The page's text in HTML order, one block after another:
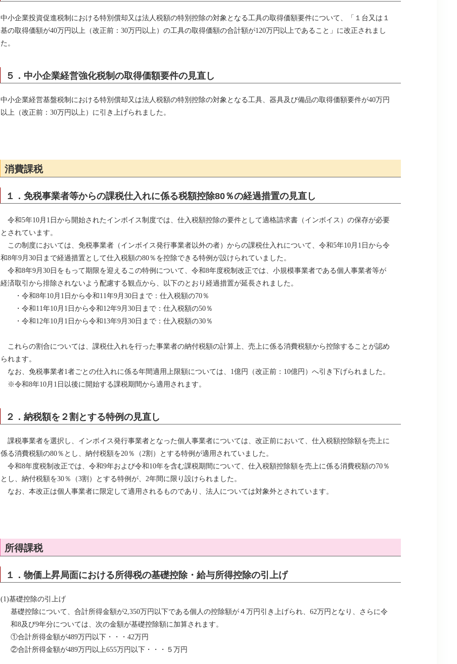
中小企業投資促進税制における特別償却又は法人税額の特別控除の対象となる工具の取得価額要件について、「１台又は１
基の取得価額が40万円以上（改正前：30万円以上）の工具の取得価額の合計額が120万円以上であること」に改正されまし
た。
５．中小企業経営強化税制の取得価額要件の見直し
中小企業経営基盤税制における特別償却又は法人税額の特別控除の対象となる工具、器具及び備品の取得価額要件が40万円
以上（改正前：30万円以上）に引き上げられました。
消費課税
１．免税事業者等からの課税仕入れに係る税額控除80％の経過措置の見直し
令和5年10月1日から開始されたインボイス制度では、仕入税額控除の要件として適格請求書（インボイス）の保存が必要
とされています。
この制度においては、免税事業者（インボイス発行事業者以外の者）からの課税仕入れについて、令和5年10月1日から令
和8年9月30日まで経過措置として仕入税額の80％を控除できる特例が設けられていました。
令和8年9月30日をもって期限を迎えるこの特例について、令和8年度税制改正では、小規模事業者である個人事業者等が
経済取引から排除されないよう配慮する観点から、以下のとおり経過措置が延長されました。
・令和8年10月1日から令和11年9月30日まで：仕入税額の70％
・令和11年10月1日から令和12年9月30日まで：仕入税額の50％
・令和12年10月1日から令和13年9月30日まで：仕入税額の30％
これらの割合については、課税仕入れを行った事業者の納付税額の計算上、売上に係る消費税額から控除することが認め
られます。
なお、免税事業者1者ごとの仕入れに係る年間適用上限額については、1億円（改正前：10億円）へ引き下げられました。
※令和8年10月1日以後に開始する課税期間から適用されます。
２．納税額を２割とする特例の見直し
課税事業者を選択し、インボイス発行事業者となった個人事業者については、改正前において、仕入税額控除額を売上に
係る消費税額の80％とし、納付税額を20％（2割）とする特例が適用されていました。
令和8年度税制改正では、令和9年および令和10年を含む課税期間について、仕入税額控除額を売上に係る消費税額の70％
とし、納付税額を30％（3割）とする特例が、2年間に限り設けられました。
なお、本改正は個人事業者に限定して適用されるものであり、法人については対象外とされています。
所得課税
１．物価上昇局面における所得税の基礎控除・給与所得控除の引上げ
(1)基礎控除の引上げ
基礎控除について、合計所得金額が2,350万円以下である個人の控除額が４万円引き上げられ、62万円となり、さらに令
和8及び9年分については、次の金額が基礎控除額に加算されます。
①合計所得金額が489万円以下・・・42万円
②合計所得金額が489万円以上655万円以下・・・５万円